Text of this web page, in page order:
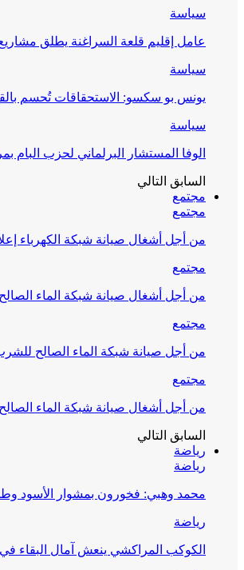
سياسة
عامل إقليم قلعة السراغنة يطلق مشاريع تنموية
سياسة
يونس بو سكسو: الاستحقاقات تُحسم
سياسة
الوفا المستشار البرلماني لحزب
السابق التالي
مجتمع
مجتمع
من أجل أشغال صيانة شبكة الكهرباء
مجتمع
من أجل أشغال صيانة شبكة الماء
مجتمع
من أجل صيانة شبكة الماء الصالح
مجتمع
من أجل أشغال صيانة شبكة الماء
السابق التالي
رياضة
رياضة
محمد وهبي: فخورون بمشوار الأسود
رياضة
الكوكب المراكشي ينعش آمال البقاء